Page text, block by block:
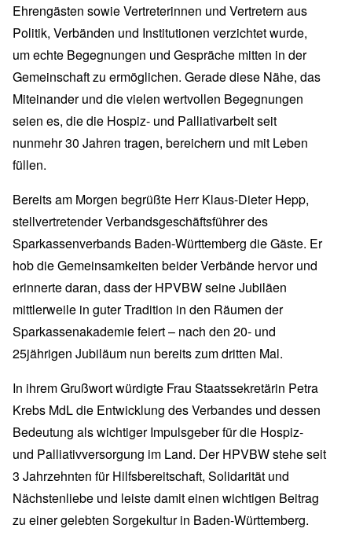
Ehrengästen sowie Vertreterinnen und Vertretern aus
Politik, Verbänden und Institutionen verzichtet wurde,
um echte Begegnungen und Gespräche mitten in der
Gemeinschaft zu ermöglichen. Gerade diese Nähe, das
Miteinander und die vielen wertvollen Begegnungen
seien es, die die Hospiz- und Palliativarbeit seit
nunmehr 30 Jahren tragen, bereichern und mit Leben
füllen.
Bereits am Morgen begrüßte Herr Klaus-Dieter Hepp,
stellvertretender Verbandsgeschäftsführer des
Sparkassenverbands Baden-Württemberg die Gäste. Er
hob die Gemeinsamkeiten beider Verbände hervor und
erinnerte daran, dass der HPVBW seine Jubiläen
mittlerweile in guter Tradition in den Räumen der
Sparkassenakademie feiert – nach den 20- und
25jährigen Jubiläum nun bereits zum dritten Mal.
In ihrem Grußwort würdigte Frau Staatssekretärin Petra
Krebs MdL die Entwicklung des Verbandes und dessen
Bedeutung als wichtiger Impulsgeber für die Hospiz-
und Palliativversorgung im Land. Der HPVBW stehe seit
3 Jahrzehnten für Hilfsbereitschaft, Solidarität und
Nächstenliebe und leiste damit einen wichtigen Beitrag
zu einer gelebten Sorgekultur in Baden-Württemberg.